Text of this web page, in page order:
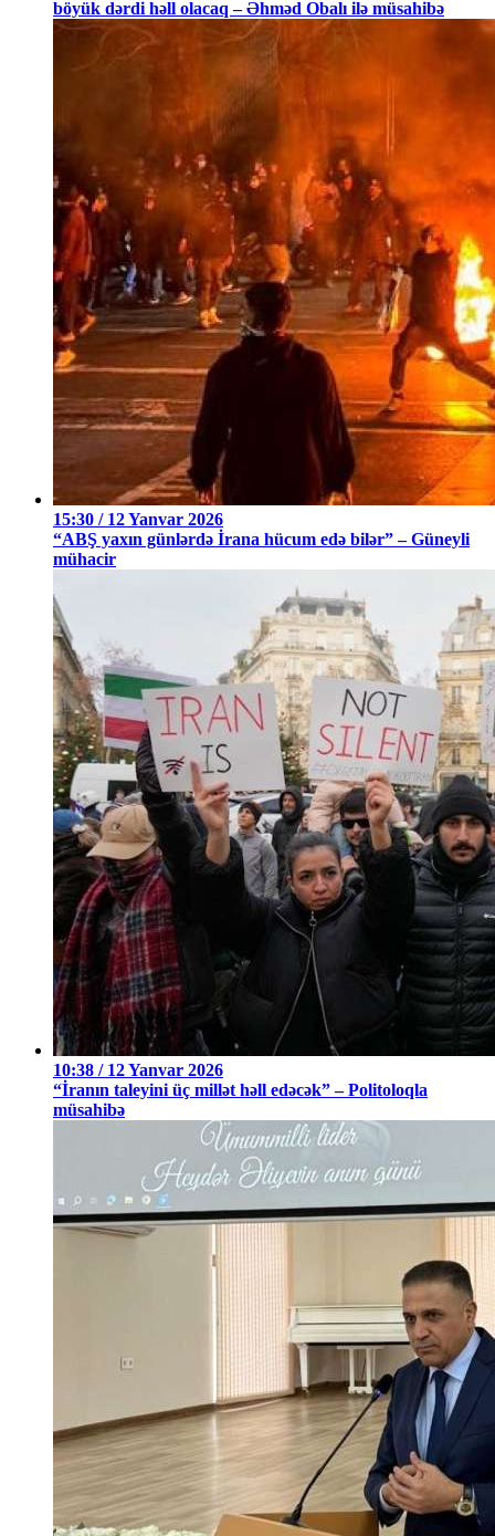
böyük dərdi həll olacaq – Əhməd Obalı ilə müsahibə
15:30 / 12 Yanvar 2026
“ABŞ yaxın günlərdə İrana hücum edə bilər” – Güneyli
mühacir
10:38 / 12 Yanvar 2026
“İranın taleyini üç millət həll edəcək” – Politoloqla
müsahibə